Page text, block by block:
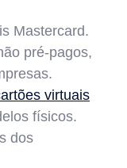
Mastercard.
pré-pagos,
virtuais
físicos.
dos